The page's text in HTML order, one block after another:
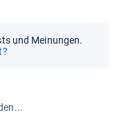
und Meinungen.